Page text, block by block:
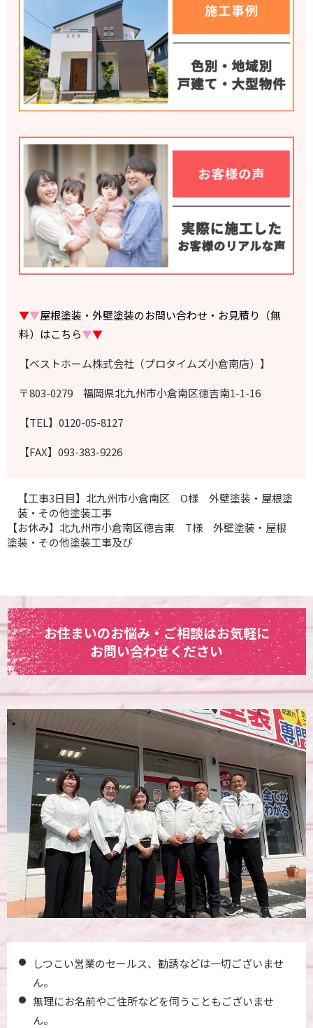
▼▼屋根塗装・外壁塗装のお問い合わせ・お見積り（無
料）はこちら▼▼
【ベストホーム株式会社（プロタイムズ小倉南店）】
〒803-0279 福岡県北九州市小倉南区徳吉南1-1-16
【TEL】0120-05-8127
【FAX】093-383-9226
【工事3日目】北九州市小倉南区 O様 外壁塗装・屋根塗
装・その他塗装工事
【お休み】北九州市小倉南区徳吉東 T様 外壁塗装・屋根
塗装・その他塗装工事及び
お住まいのお悩み・ご相談はお気軽に
お問い合わせください
しつこい営業のセールス、勧誘などは一切ございませ
ん。
無理にお名前やご住所などを伺うこともございませ
ん。